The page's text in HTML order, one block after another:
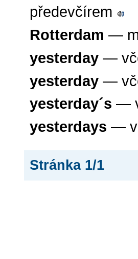
předevčírem
Rotterdam —
yesterday —
yesterday —
yesterday´s —
yesterdays —
Stránka 1/1